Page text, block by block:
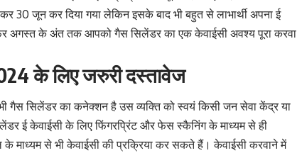
30 जून कर दिया गया लेकिन इसके बाद भी बहुत से लाभार्थी अपना ई
अगस्त के अंत तक आपको गैस सिलेंडर का एक केवाईसी अवश्य पूरा करवा
के लिए जरुरी दस्तावेज
गैस सिलेंडर का कनेक्शन है उस व्यक्ति को स्वयं किसी जन सेवा केंद्र या
ई केवाईसी के लिए फिंगरप्रिंट और फेस स्कैनिंग के माध्यम से ही
के माध्यम से भी केवाईसी की प्रक्रिया कर सकते हैं। केवाईसी करवाने में